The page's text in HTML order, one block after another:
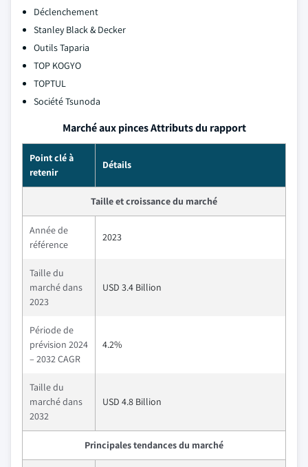
Déclenchement
Stanley Black & Decker
Outils Taparia
TOP KOGYO
TOPTUL
Société Tsunoda
Marché aux pinces Attributs du rapport
Point clé à
retenir
Détails
Taille et croissance du marché
Année de
référence
2023
Taille du
marché dans
2023
USD 3.4 Billion
Période de
prévision 2024
– 2032 CAGR
4.2%
Taille du
marché dans
2032
USD 4.8 Billion
Principales tendances du marché